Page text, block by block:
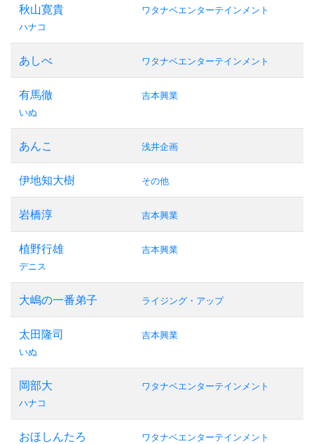
秋山寛貴
ハナコ
ワタナベエンターテインメント
あしべ ワタナベエンターテインメント
有馬徹
いぬ
吉本興業
あんこ 浅井企画
伊地知大樹 その他
岩橋淳 吉本興業
植野行雄
デニス
吉本興業
大嶋の一番弟子 ライジング・アップ
太田隆司
いぬ
吉本興業
岡部大
ハナコ
ワタナベエンターテインメント
おほしんたろ ワタナベエンターテインメント